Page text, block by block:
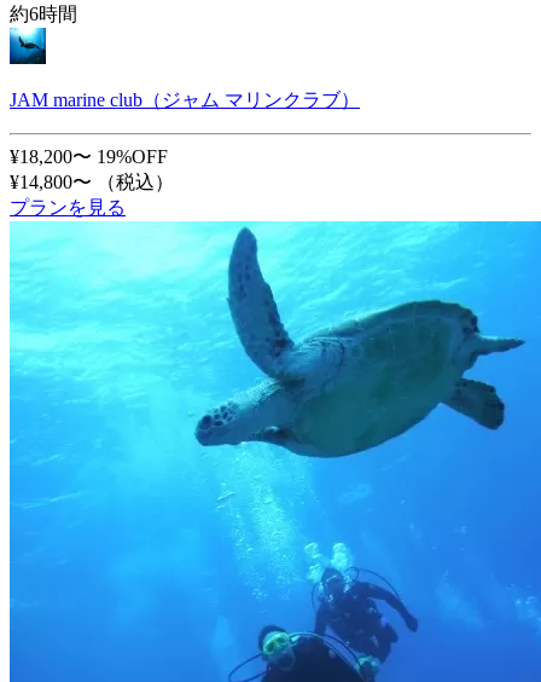
約6時間
JAM marine club（ジャム マリンクラブ）
¥18,200〜 19%OFF
¥14,800〜
（税込）
プランを見る